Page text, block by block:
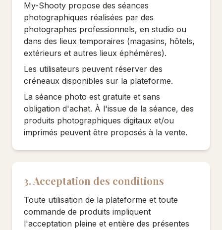
My-Shooty propose des séances
photographiques réalisées par des
photographes professionnels, en studio ou
dans des lieux temporaires (magasins, hôtels,
extérieurs et autres lieux éphémères).
Les utilisateurs peuvent réserver des
créneaux disponibles sur la plateforme.
La séance photo est gratuite et sans
obligation d'achat. À l'issue de la séance, des
produits photographiques digitaux et/ou
imprimés peuvent être proposés à la vente.
3. Acceptation des conditions
Toute utilisation de la plateforme et toute
commande de produits impliquent
l'acceptation pleine et entière des présentes